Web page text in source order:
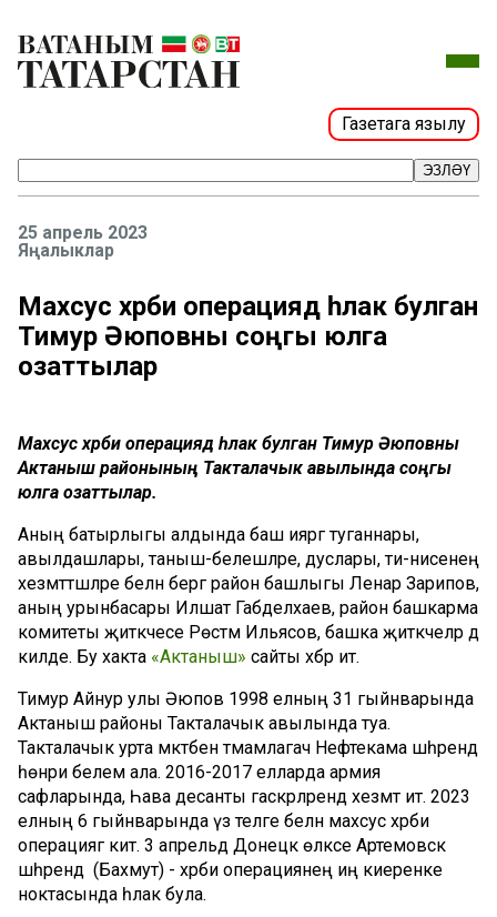
Газетага язылу
ЭЗЛӘҮ
25 апрель 2023
Яңалыклар
Махсус хәрби операциядә һәлак булган
Тимур Әюповны соңгы юлга
озаттылар
Махсус хәрби операциядә һәлак булган Тимур Әюповны
Актаныш районының Такталачык авылында соңгы
юлга озаттылар.
Аның батырлыгы алдында баш ияргә туганнары,
авылдашлары, таныш-белешләре, дуслары, әти-әнисенең
хезмәттәшләре белән бергә район башлыгы Ленар Зарипов,
аның урынбасары Илшат Габделхаев, район башкарма
комитеты җитәкчесе Рөстәм Ильясов, башка җитәкчеләр дә
килде. Бу хакта «Актаныш» сайты хәбәр итә.
Тимур Айнур улы Әюпов 1998 елның 31 гыйнварында
Актаныш районы Такталачык авылында туа.
Такталачык урта мәктәбен тәмамлагач Нефтекама шәһәрендә
һөнәри белем ала. 2016-2017 елларда армия
сафларында, Һава десанты гаскәрләрендә хезмәт итә. 2023
елның 6 гыйнварында үз теләге белән махсус хәрби
операциягә китә. 3 апрельдә Донецк өлкәсе Артемовск
шәһәрендә (Бахмут) - хәрби операциянең иң киеренке
ноктасында һәлак була.